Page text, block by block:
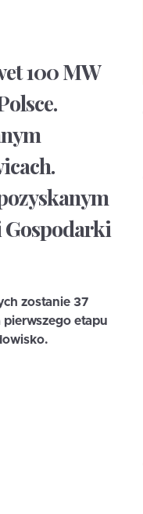
100 MW
Gospodarki
zostanie 37
etapu